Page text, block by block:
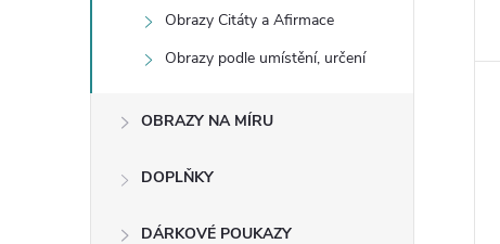
Obrazy Citáty a Afirmace
Obrazy podle umístění, určení
OBRAZY NA MÍRU
DOPLŇKY
DÁRKOVÉ POUKAZY